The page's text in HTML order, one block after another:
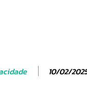
10/02/